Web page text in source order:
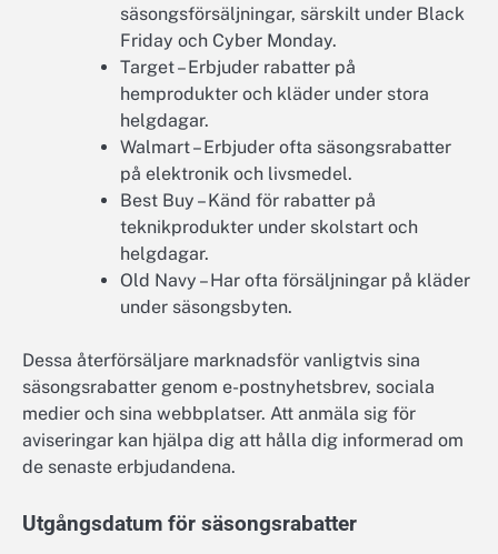
säsongsförsäljningar, särskilt under Black
Friday och Cyber Monday.
Target – Erbjuder rabatter på
hemprodukter och kläder under stora
helgdagar.
Walmart – Erbjuder ofta säsongsrabatter
på elektronik och livsmedel.
Best Buy – Känd för rabatter på
teknikprodukter under skolstart och
helgdagar.
Old Navy – Har ofta försäljningar på kläder
under säsongsbyten.
Dessa återförsäljare marknadsför vanligtvis sina
säsongsrabatter genom e-postnyhetsbrev, sociala
medier och sina webbplatser. Att anmäla sig för
aviseringar kan hjälpa dig att hålla dig informerad om
de senaste erbjudandena.
Utgångsdatum för säsongsrabatter